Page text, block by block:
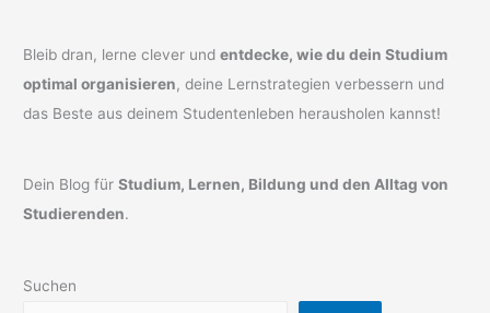
Bleib dran, lerne clever undentdecke, wie du dein Studium
optimal organisieren, deine Lernstrategien verbessern und
das Beste aus deinem Studentenleben herausholen kannst!
Dein Blog fürStudium, Lernen, Bildung und den Alltag von
Studierenden.
Suchen